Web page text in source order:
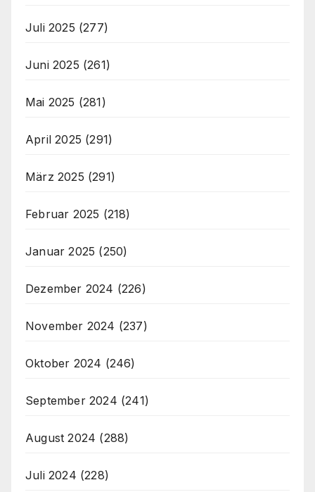
Juli 2025 (277)
Juni 2025 (261)
Mai 2025 (281)
April 2025 (291)
März 2025 (291)
Februar 2025 (218)
Januar 2025 (250)
Dezember 2024 (226)
November 2024 (237)
Oktober 2024 (246)
September 2024 (241)
August 2024 (288)
Juli 2024 (228)